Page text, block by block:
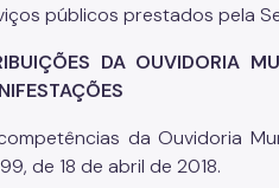
públicos prestados pela
DA OUVIDORIA
da Ouvidoria
de 18 de abril de 2018.